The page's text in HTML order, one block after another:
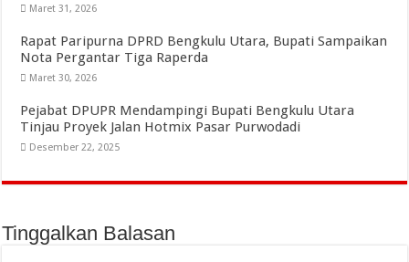
Maret 31, 2026
Rapat Paripurna DPRD Bengkulu Utara, Bupati Sampaikan
Nota Pergantar Tiga Raperda
Maret 30, 2026
Pejabat DPUPR Mendampingi Bupati Bengkulu Utara
Tinjau Proyek Jalan Hotmix Pasar Purwodadi
Desember 22, 2025
Tinggalkan Balasan